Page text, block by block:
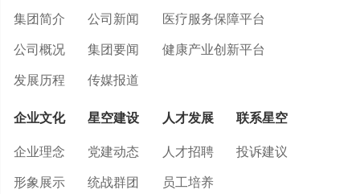
集团简介
公司概况
发展历程
公司新闻
集团要闻
传媒报道
医疗服务保障平台
健康产业创新平台
企业文化
企业理念
形象展示
星空建设
党建动态
统战群团
人才发展
人才招聘
员工培养
联系星空
投诉建议